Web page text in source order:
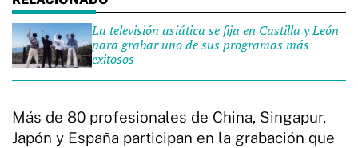
La televisión asiática se fija en Castilla y León
para grabar uno de sus programas más
exitosos
Más de 80 profesionales de China, Singapur,
Japón y España participan en la grabación que